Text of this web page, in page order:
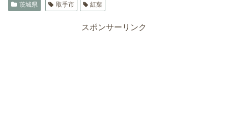
茨城県 取手市 紅葉
スポンサーリンク